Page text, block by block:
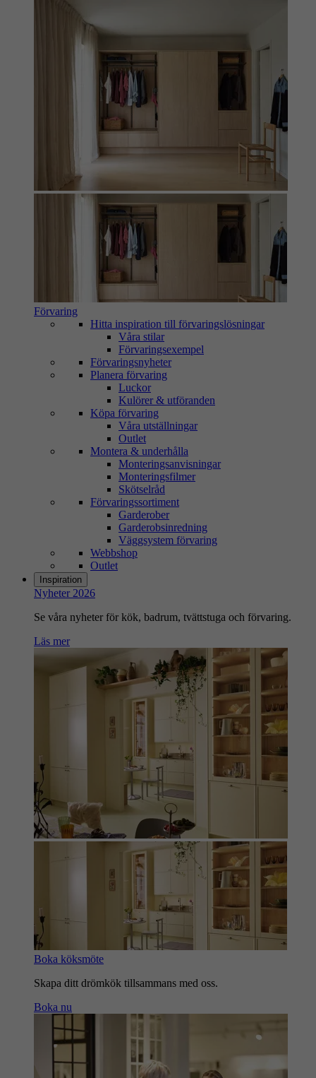
Förvaring
Hitta inspiration till förvaringslösningar
Våra stilar
Förvaringsexempel
Förvaringsnyheter
Planera förvaring
Luckor
Kulörer & utföranden
Köpa förvaring
Våra utställningar
Outlet
Montera & underhålla
Monteringsanvisningar
Monteringsfilmer
Skötselråd
Förvaringssortiment
Garderober
Garderobsinredning
Väggsystem förvaring
Webbshop
Outlet
Inspiration
Nyheter 2026
Se våra nyheter för kök, badrum, tvättstuga och förvaring.
Läs mer
Boka köksmöte
Skapa ditt drömkök tillsammans med oss.
Boka nu